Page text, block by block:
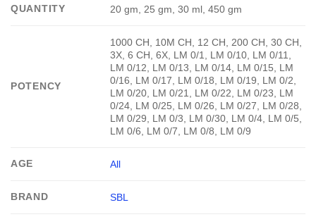
QUANTITY 20 gm, 25 gm, 30 ml, 450 gm
POTENCY
1000 CH, 10M CH, 12 CH, 200 CH, 30 CH,
3X, 6 CH, 6X, LM 0/1, LM 0/10, LM 0/11,
LM 0/12, LM 0/13, LM 0/14, LM 0/15, LM
0/16, LM 0/17, LM 0/18, LM 0/19, LM 0/2,
LM 0/20, LM 0/21, LM 0/22, LM 0/23, LM
0/24, LM 0/25, LM 0/26, LM 0/27, LM 0/28,
LM 0/29, LM 0/3, LM 0/30, LM 0/4, LM 0/5,
LM 0/6, LM 0/7, LM 0/8, LM 0/9
AGE All
BRAND SBL